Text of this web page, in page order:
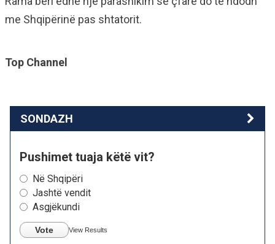
me Shqipërinë pas shtatorit.
Top Channel
SONDAZH
Pushimet tuaja këtë vit?
Në Shqipëri
Jashtë vendit
Asgjëkundi
Vote View Results